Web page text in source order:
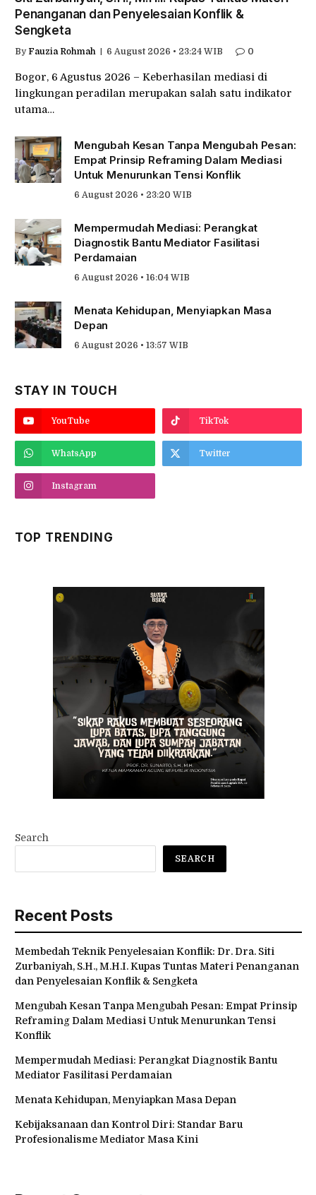
Penanganan dan Penyelesaian Konflik &
Sengketa
By Fauzia Rohmah 6 August 2026 • 23:24 WIB 0
Bogor, 6 Agustus 2026 – Keberhasilan mediasi di
lingkungan peradilan merupakan salah satu indikator
utama…
Mengubah Kesan Tanpa Mengubah Pesan:
Empat Prinsip Reframing Dalam Mediasi
Untuk Menurunkan Tensi Konflik
6 August 2026 • 23:20 WIB
Mempermudah Mediasi: Perangkat
Diagnostik Bantu Mediator Fasilitasi
Perdamaian
6 August 2026 • 16:04 WIB
Menata Kehidupan, Menyiapkan Masa
Depan
6 August 2026 • 13:57 WIB
STAY IN TOUCH
YouTube TikTok
WhatsApp Twitter
Instagram
TOP TRENDING
Search
SEARCH
Recent Posts
Membedah Teknik Penyelesaian Konflik: Dr. Dra. Siti
Zurbaniyah, S.H., M.H.I. Kupas Tuntas Materi Penanganan
dan Penyelesaian Konflik & Sengketa
Mengubah Kesan Tanpa Mengubah Pesan: Empat Prinsip
Reframing Dalam Mediasi Untuk Menurunkan Tensi
Konflik
Mempermudah Mediasi: Perangkat Diagnostik Bantu
Mediator Fasilitasi Perdamaian
Menata Kehidupan, Menyiapkan Masa Depan
Kebijaksanaan dan Kontrol Diri: Standar Baru
Profesionalisme Mediator Masa Kini